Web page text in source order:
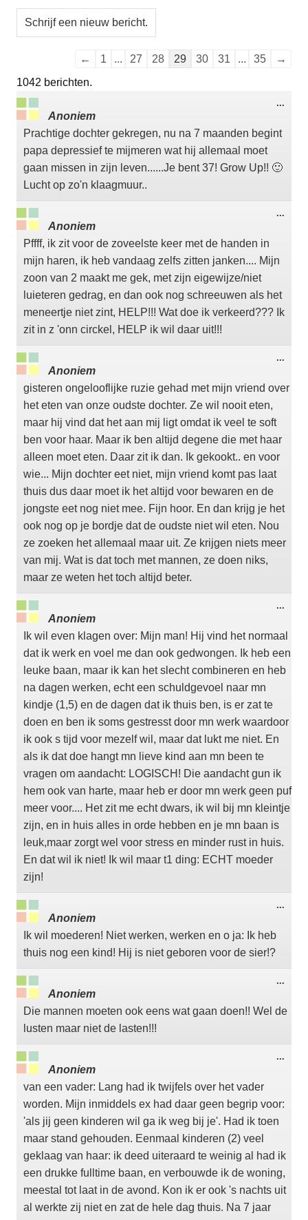
Navigatie
gastenboek-
lijst
← 1 ... 27 28 29 30 31 ... 35
→
1042 berichten.
Anoniem
Prachtige dochter gekregen, nu na 7 maanden begint
papa depressief te mijmeren wat hij allemaal moet
gaan missen in zijn leven......Je bent 37! Grow Up!! 🙂
Lucht op zo'n klaagmuur..
...
Anoniem
Pffff, ik zit voor de zoveelste keer met de handen in
mijn haren, ik heb vandaag zelfs zitten janken.... Mijn
zoon van 2 maakt me gek, met zijn eigewijze/niet
luieteren gedrag, en dan ook nog schreeuwen als het
meneertje niet zint, HELP!!! Wat doe ik verkeerd??? Ik
zit in z 'onn circkel, HELP ik wil daar uit!!!
...
Anoniem
gisteren ongelooflijke ruzie gehad met mijn vriend over
het eten van onze oudste dochter. Ze wil nooit eten,
maar hij vind dat het aan mij ligt omdat ik veel te soft
ben voor haar. Maar ik ben altijd degene die met haar
alleen moet eten. Daar zit ik dan. Ik gekookt.. en voor
wie... Mijn dochter eet niet, mijn vriend komt pas laat
thuis dus daar moet ik het altijd voor bewaren en de
jongste eet nog niet mee. Fijn hoor. En dan krijg je het
ook nog op je bordje dat de oudste niet wil eten. Nou
ze zoeken het allemaal maar uit. Ze krijgen niets meer
van mij. Wat is dat toch met mannen, ze doen niks,
maar ze weten het toch altijd beter.
...
Anoniem
Ik wil even klagen over: Mijn man! Hij vind het normaal
dat ik werk en voel me dan ook gedwongen. Ik heb een
leuke baan, maar ik kan het slecht combineren en heb
na dagen werken, echt een schuldgevoel naar mn
kindje (1,5) en de dagen dat ik thuis ben, is er zat te
doen en ben ik soms gestresst door mn werk waardoor
ik ook s tijd voor mezelf wil, maar dat lukt me niet. En
als ik dat doe hangt mn lieve kind aan mn been te
vragen om aandacht: LOGISCH! Die aandacht gun ik
hem ook van harte, maar heb er door mn werk geen puf
meer voor.... Het zit me echt dwars, ik wil bij mn kleintje
zijn, en in huis alles in orde hebben en je mn baan is
leuk,maar zorgt wel voor stress en minder rust in huis.
En dat wil ik niet! Ik wil maar t1 ding: ECHT moeder
zijn!
...
Anoniem
Ik wil moederen! Niet werken, werken en o ja: Ik heb
thuis nog een kind! Hij is niet geboren voor de sier!?
...
Anoniem
Die mannen moeten ook eens wat gaan doen!! Wel de
lusten maar niet de lasten!!!
...
Anoniem
van een vader: Lang had ik twijfels over het vader
worden. Mijn inmiddels ex had daar geen begrip voor:
'als jij geen kinderen wil ga ik weg bij je'. Had ik toen
maar stand gehouden. Eenmaal kinderen (2) veel
geklaag van haar: ik deed uiteraard te weinig al had ik
een drukke fulltime baan, en verbouwde ik de woning,
meestal tot laat in de avond. Kon ik er ook 's nachts uit
al werkte zij niet en zat de hele dag thuis. Na 7 jaar
...